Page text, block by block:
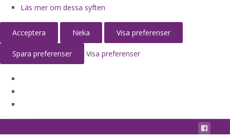
Läs mer om dessa syften
Acceptera Neka Visa preferenser
Spara preferenser Visa preferenser